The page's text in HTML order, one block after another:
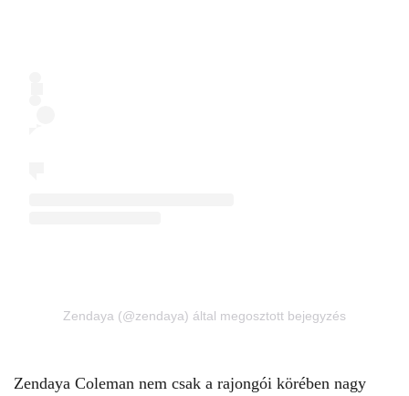
Zendaya (@zendaya) által megosztott bejegyzés
Zendaya Coleman nem csak a rajongói körében nagy